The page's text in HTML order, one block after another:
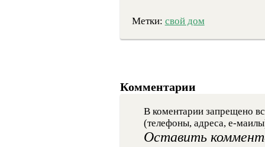
Метки: свой дом
Комментарии
В коментарии запрещено
(телефоны, адреса, е-
Оставить